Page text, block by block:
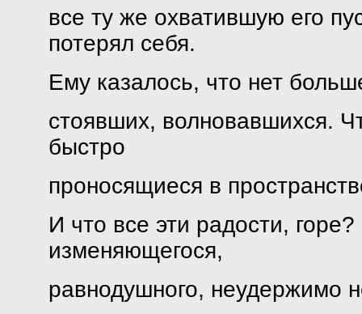
все ту же охватившую его
потерял себя.
Ему казалось, что нет
стоявших, волновавшихся.
быстро
проносящиеся в
И что все эти радости,
изменяющегося,
равнодушного, неудержимо